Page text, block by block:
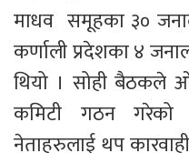
माधव  समूहका ३०
कर्णाली प्रदेशका ४
थियो । सोही बैठकले
कमिटी गठन
नेताहरुलाई थप